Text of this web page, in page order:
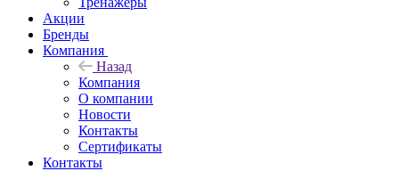
Акции
Бренды
Компания
Назад
Компания
О компании
Новости
Контакты
Сертификаты
Контакты